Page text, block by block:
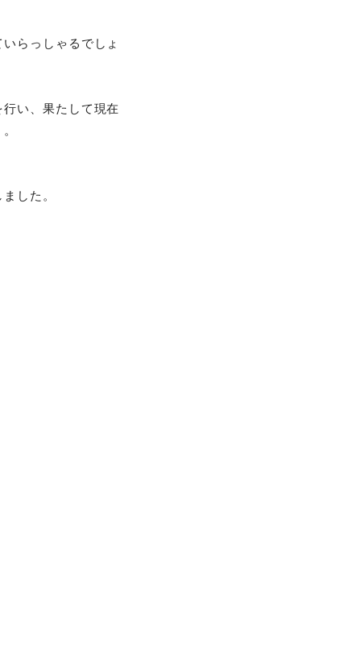
らっしゃるでしょ
い、果たして現在
した。